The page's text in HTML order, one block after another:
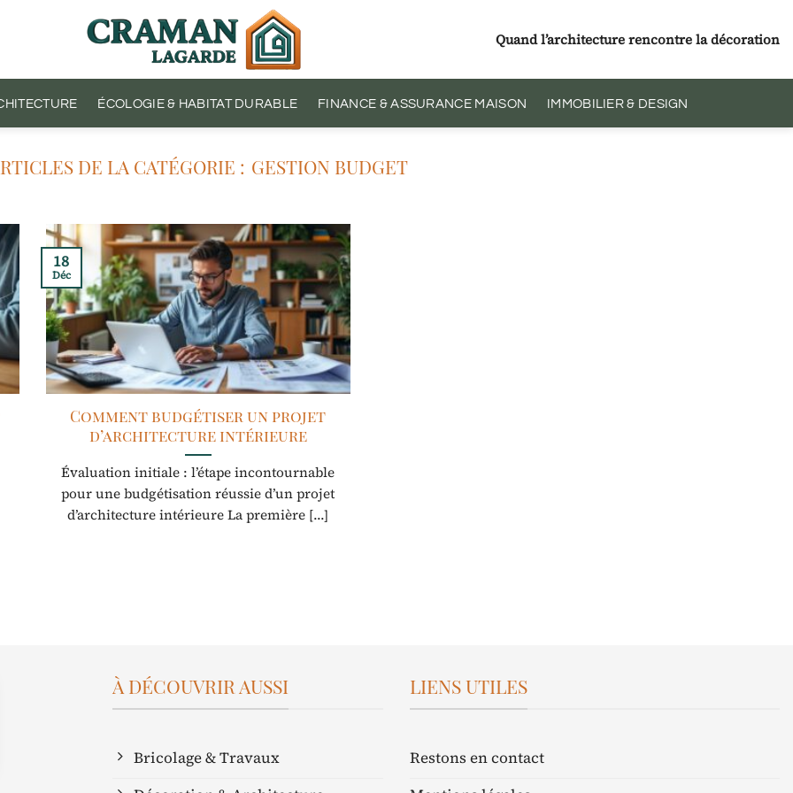
Quand l’architecture rencontre la décoration
ÉCOLOGIE & HABITAT DURABLE FINANCE & ASSURANCE MAISON IMMOBILIER & DESIGN
GESTION BUDGET
Comment budgétiser un projet
d’architecture intérieure
Évaluation initiale : l’étape incontournable
pour une budgétisation réussie d’un projet
d’architecture intérieure La première [...]
18
Déc
À DÉCOUVRIR AUSSI
Bricolage & Travaux
LIENS UTILES
Restons en contact